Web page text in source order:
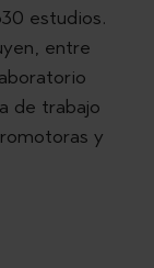
estudios.
entre
de trabajo
y